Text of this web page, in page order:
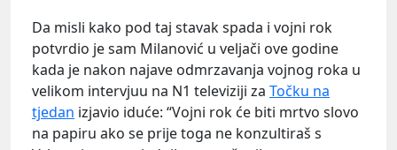
Da misli kako pod taj stavak spada i vojni rok
potvrdio je sam Milanović u veljači ove godine
kada je nakon najave odmrzavanja vojnog roka u
velikom intervjuu na N1 televiziji za Točku na
tjedan izjavio iduće: “Vojni rok će biti mrtvo slovo
na papiru ako se prije toga ne konzultiraš s